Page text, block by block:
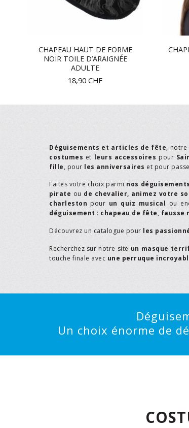
CHAPEAU HAUT DE FORME
NOIR TOILE D’ARAIGNÉE
ADULTE
18,90 CHF
Déguisements et articles de fête, notre
costumes et leurs accessoires pour
fille, pour les anniversaires et pour
Faites votre choix parmi nos déguisements
pirate ou de chevalier, animez votre
charleston pour un quiz musical ou
déguisement : chapeau de fête, fausse
Découvrez un catalogue pour les
Recherchez sur notre site un masque
touche finale avec une perruque
Un choix énorme de